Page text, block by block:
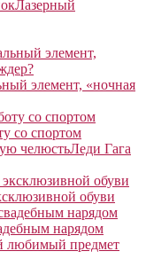
Лазерный
элемент, «ночная
со спортом
Леди Гага
обуви
нарядом